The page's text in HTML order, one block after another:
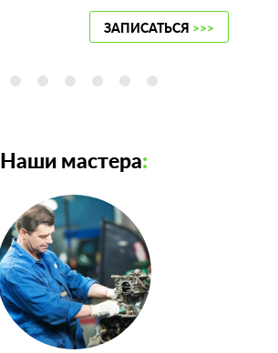
ЗАПИСАТЬСЯ >>>
Наши мастера: